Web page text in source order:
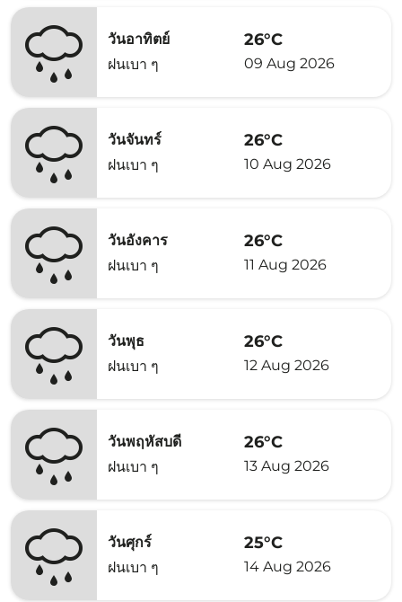
วันอาทิตย์
ฝนเบา ๆ
26°C
09 Aug 2026
วันจันทร์
ฝนเบา ๆ
26°C
10 Aug 2026
วันอังคาร
ฝนเบา ๆ
26°C
11 Aug 2026
วันพุธ
ฝนเบา ๆ
26°C
12 Aug 2026
วันพฤหัสบดี
ฝนเบา ๆ
26°C
13 Aug 2026
วันศุกร์
ฝนเบา ๆ
25°C
14 Aug 2026